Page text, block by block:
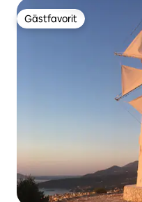
Gästfavorit
Gästfavorit